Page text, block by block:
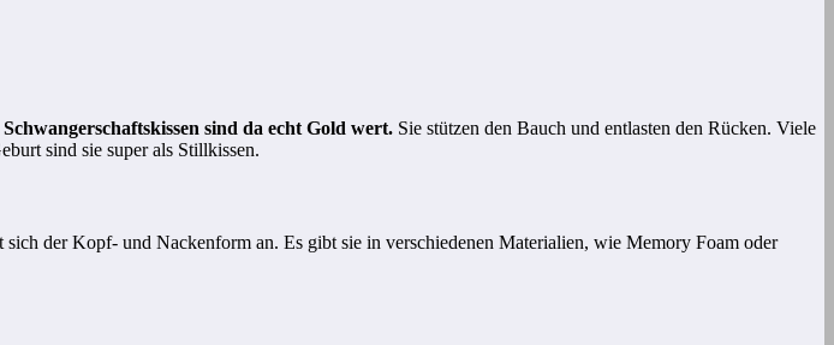
Schwangerschaftskissen sind da echt Gold wert. Sie stützen den Bauch und entlasten den Rücken. Viele
sind sie super als Stillkissen.
der Kopf- und Nackenform an. Es gibt sie in verschiedenen Materialien, wie Memory Foam oder